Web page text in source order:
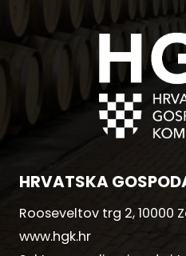
HRVATSKA
Rooseveltov trg 2, 10000
www.hgk.hr